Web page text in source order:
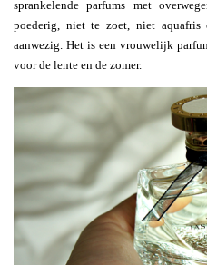
sprankelende parfums met
poederig, niet te zoet, niet
aanwezig. Het is een vrouwelijk
voor de lente en de zomer.